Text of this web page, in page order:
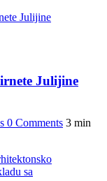
Julijine
0 Comments 3 min